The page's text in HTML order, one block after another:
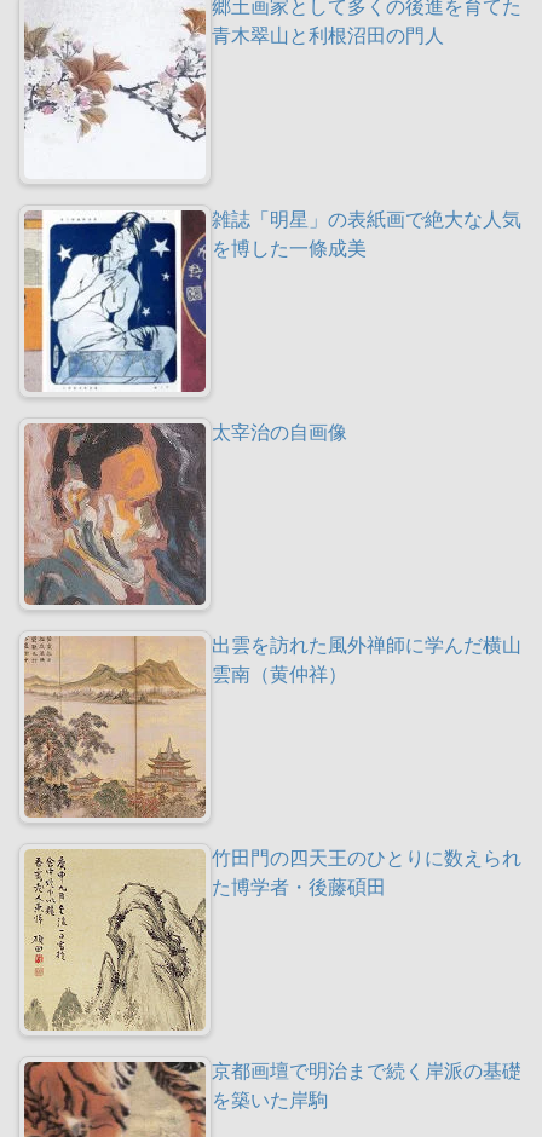
郷土画家として多くの後進を育てた
青木翠山と利根沼田の門人
雑誌「明星」の表紙画で絶大な人気
を博した一條成美
太宰治の自画像
出雲を訪れた風外禅師に学んだ横山
雲南（黄仲祥）
竹田門の四天王のひとりに数えられ
た博学者・後藤碩田
京都画壇で明治まで続く岸派の基礎
を築いた岸駒